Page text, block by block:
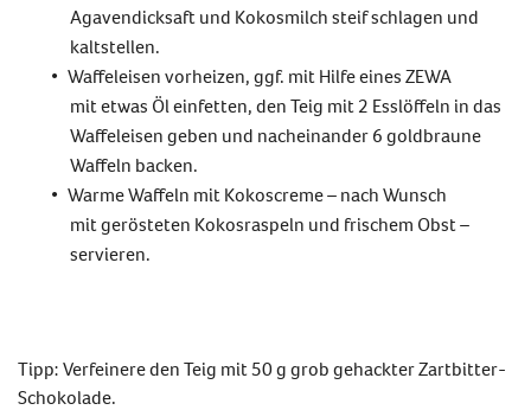
Agavendicksaft und Kokosmilch steif schlagen und
kaltstellen.
Waffeleisen vorheizen, ggf. mit Hilfe eines ZEWA
mit etwas Öl einfetten, den Teig mit 2 Esslöffeln in das
Waffeleisen geben und nacheinander 6 goldbraune
Waffeln backen.
Warme Waffeln mit Kokoscreme – nach Wunsch
mit gerösteten Kokosraspeln und frischem Obst –
servieren.
Tipp: Verfeinere den Teig mit 50 g grob gehackter Zartbitter-
Schokolade.